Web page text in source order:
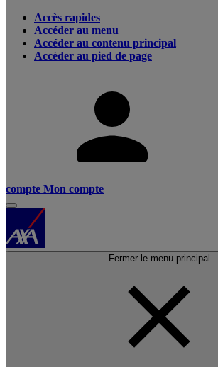
Accès rapides
Accéder au menu
Accéder au contenu principal
Accéder au pied de page
compte Mon compte
Fermer le menu principal